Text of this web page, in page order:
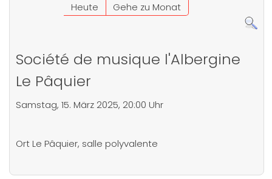
Heute
Gehe zu Monat
Société de musique l'Albergine
Le Pâquier
Samstag, 15. März 2025, 20:00 Uhr
Ort Le Pâquier, salle polyvalente